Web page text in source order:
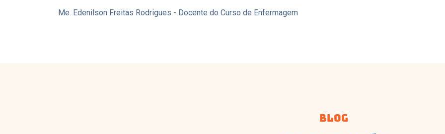
Me. Edenilson Freitas Rodrigues - Docente do Curso de Enfermagem
Blog